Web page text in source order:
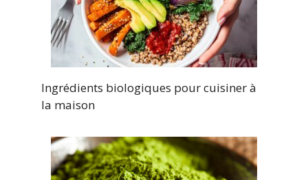
Ingrédients biologiques pour cuisiner à
la maison